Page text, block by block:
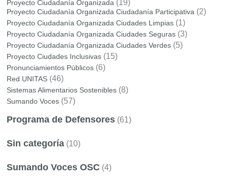
Proyecto Ciudadanía Organizada (19)
Proyecto Ciudadanía Organizada Ciudadanía Participativa (2)
Proyecto Ciudadanía Organizada Ciudades Limpias (1)
Proyecto Ciudadanía Organizada Ciudades Seguras (3)
Proyecto Ciudadanía Organizada Ciudades Verdes (5)
Proyecto Ciudades Inclusivas (15)
Pronunciamientos Públicos (6)
Red UNITAS (46)
Sistemas Alimentarios Sostenibles (8)
Sumando Voces (57)
Programa de Defensores (61)
Sin categoría (10)
Sumando Voces OSC (4)